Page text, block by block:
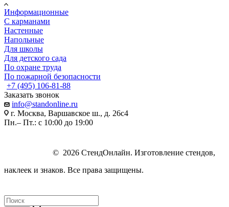
Информационные
С карманами
Настенные
Напольные
Для школы
Для детского сада
По охране труда
По пожарной безопасности
+7 (495) 106-81-88
Заказать звонок
info@standonline.ru
г. Москва, Варшавское ш., д. 26с4
Пн.– Пт.: с 10:00 до 19:00
© 2026 СтендОнлайн. Изготовление стендов,
наклеек и знаков. Все права защищены.